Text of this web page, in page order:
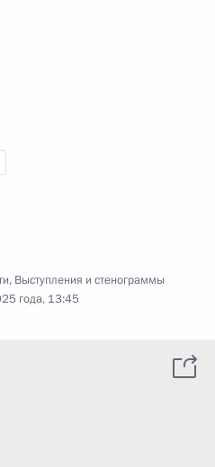
, Выступления и стенограммы
года, 13:45